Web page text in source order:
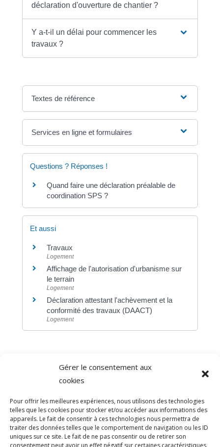
Gérer le consentement aux
cookies
Pour offrir les meilleures expériences, nous utilisons des technologies
telles que les cookies pour stocker et/ou accéder aux informations des
appareils. Le fait de consentir à ces technologies nous permettra de
traiter des données telles que le comportement de navigation ou les ID
uniques sur ce site. Le fait de ne pas consentir ou de retirer son
consentement peut avoir un effet négatif sur certaines caractéristiques
déclaration d'ouverture de chantier ?
Y a-t-il un délai pour commencer les
travaux ?
Textes de référence
Services en ligne et formulaires
Questions ? Réponses !
Quand faire une déclaration préalable de
coordination SPS ?
Et aussi
Travaux
Logement
Affichage de l'autorisation d'urbanisme sur
le terrain
Logement
Déclaration attestant l'achèvement et la
conformité des travaux (DAACT)
Logement
Direction de l'information légale et administrative
comarquage developpé par